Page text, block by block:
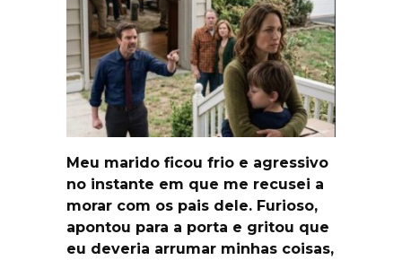
Meu marido ficou frio e agressivo
no instante em que me recusei a
morar com os pais dele. Furioso,
apontou para a porta e gritou que
eu deveria arrumar minhas coisas,